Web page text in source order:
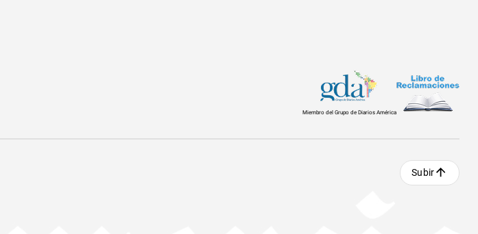
Miembro del Grupo de Diarios América
Subir